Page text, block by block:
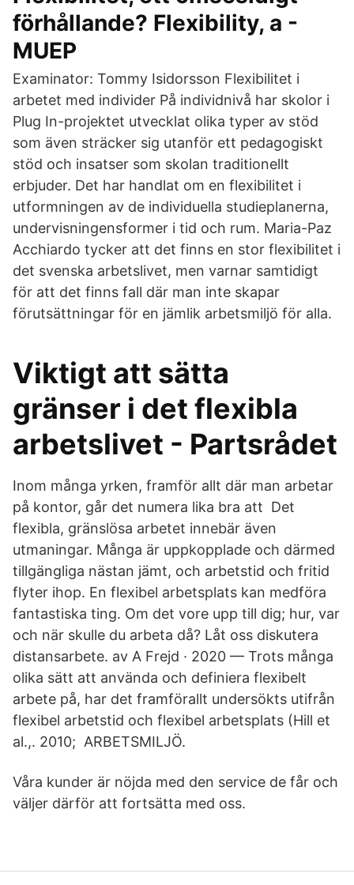
förhållande? Flexibility, a -
MUEP
Examinator: Tommy Isidorsson Flexibilitet i
arbetet med individer På individnivå har skolor i
Plug In-projektet utvecklat olika typer av stöd
som även sträcker sig utanför ett pedagogiskt
stöd och insatser som skolan traditionellt
erbjuder. Det har handlat om en flexibilitet i
utformningen av de individuella studieplanerna,
undervisningensformer i tid och rum. Maria-Paz
Acchiardo tycker att det finns en stor flexibilitet i
det svenska arbetslivet, men varnar samtidigt
för att det finns fall där man inte skapar
förutsättningar för en jämlik arbetsmiljö för alla.
Viktigt att sätta
gränser i det flexibla
arbetslivet - Partsrådet
Inom många yrken, framför allt där man arbetar
på kontor, går det numera lika bra att Det
flexibla, gränslösa arbetet innebär även
utmaningar. Många är uppkopplade och därmed
tillgängliga nästan jämt, och arbetstid och fritid
flyter ihop. En flexibel arbetsplats kan medföra
fantastiska ting. Om det vore upp till dig; hur, var
och när skulle du arbeta då? Låt oss diskutera
distansarbete. av A Frejd · 2020 — Trots många
olika sätt att använda och definiera flexibelt
arbete på, har det framförallt undersökts utifrån
flexibel arbetstid och flexibel arbetsplats (Hill et
al.,. 2010; ARBETSMILJÖ.
Våra kunder är nöjda med den service de får och
väljer därför att fortsätta med oss.